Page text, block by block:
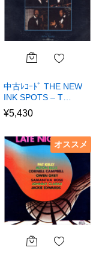
中古ﾚｺｰﾄﾞ THE NEW
INK SPOTS – T…
¥5,430
オススメ